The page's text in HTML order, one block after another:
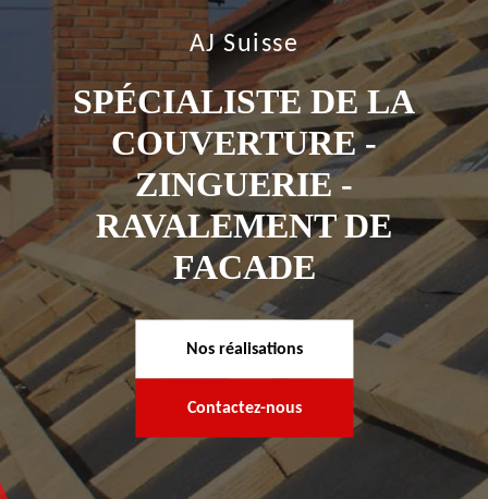
AJ Suisse
SPÉCIALISTE DE LA
COUVERTURE -
ZINGUERIE -
RAVALEMENT DE
FACADE
Nos réalisations
Contactez-nous